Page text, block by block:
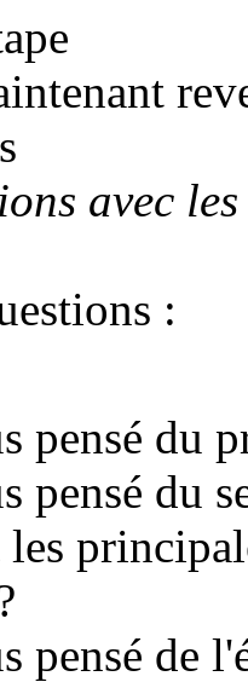
avec
:
pensé du
pensé du
pensé de